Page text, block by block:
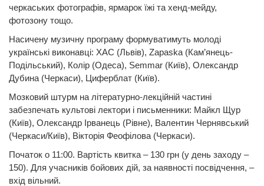
черкаських фотографів, ярмарок їжі та хенд-мейду,
фотозону тощо.
Насичену музичну програму формуватимуть молоді
українські виконавці: ХАС (Львів), Zapaska (Кам’янець-
Подільський), Колір (Одеса), Semmar (Київ), Олександр
Дубина (Черкаси), Циферблат (Київ).
Мозковий штурм на літературно-лекційній частині
забезпечать культові лектори і письменники: Майкл Щур
(Київ), Олександр Ірванець (Рівне), Валентин Чернявський
(Черкаси/Київ), Вікторія Феофілова (Черкаси).
Початок о 11:00. Вартість квитка – 130 грн (у день заходу –
150). Для учасників бойових дій, за наявності посвідчення, –
вхід вільний.